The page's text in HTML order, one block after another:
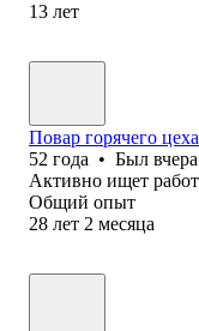
13 лет
Повар горячего цеха
52 года • Был вчера
Активно ищет
Общий опыт
28 лет 2 месяца